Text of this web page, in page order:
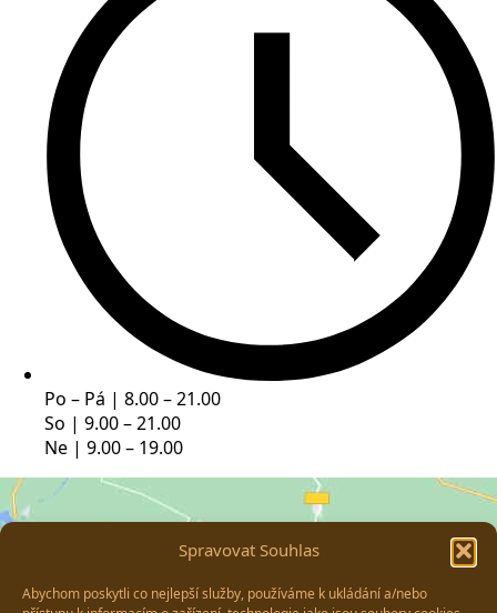
Spravovat Souhlas
Abychom poskytli co nejlepší služby, používáme k ukládání a/nebo
Po – Pá | 8.00 – 21.00
So | 9.00 – 21.00
Ne | 9.00 – 19.00